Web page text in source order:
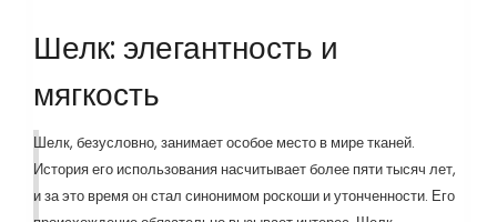
Шелк: элегантность и
мягкость
Шелк, безусловно, занимает особое место в мире тканей.
История его использования насчитывает более пяти тысяч лет,
и за это время он стал синонимом роскоши и утонченности. Его